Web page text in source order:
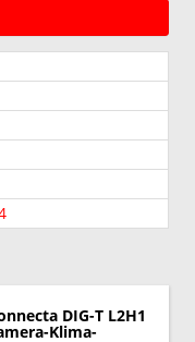
DIG-T L2H1
Klima-